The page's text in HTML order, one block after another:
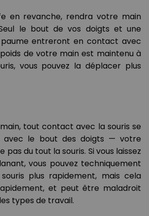
en revanche, rendra votre main
le bout de vos doigts et une
entreront en contact avec
de votre main est maintenu à
vous pouvez la déplacer plus
tout contact avec la souris se
avec le bout des doigts — votre
pas du tout la souris. Si vous laissez
vous pouvez techniquement
plus rapidement, mais cela
et peut être maladroit
types de travail.